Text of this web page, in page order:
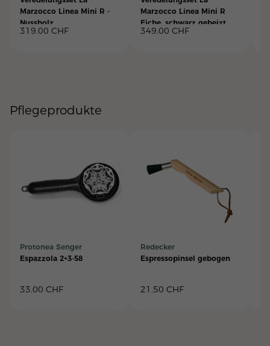
Marzocco Linea Mini R -
Nussholz
319.00 CHF
Marzocco Linea Mini R
Eiche, schwarz gebeizt
349.00 CHF
Pflegeprodukte
Protonea Senger
Espazzola 2+3-58
33.00 CHF
Redecker
Espressopinsel gebogen
21.50 CHF